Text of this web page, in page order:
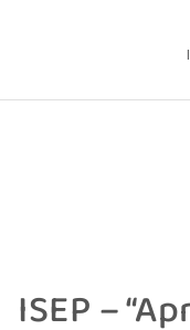
ISEP –